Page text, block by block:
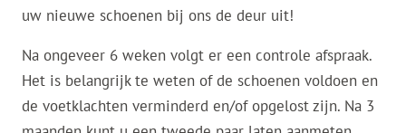
uw nieuwe schoenen bij ons de deur uit!
Na ongeveer 6 weken volgt er een controle afspraak.
Het is belangrijk te weten of de schoenen voldoen en
de voetklachten verminderd en/of opgelost zijn. Na 3